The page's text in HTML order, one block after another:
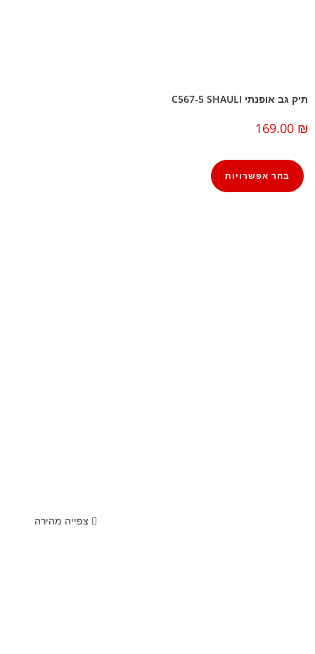
תיק גב אופנתי C567-5 SHAULI
169.00 ₪
בחר אפשרויות
צפייה מהירה